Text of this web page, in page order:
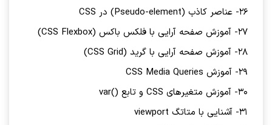
26- عناصر کاذب (Pseudo-element) در CSS
27- آموزش صفحه آرایی با فلکس باکس (CSS Flexbox)
28- آموزش صفحه آرایی با گرید (CSS Grid)
29- آموزش CSS Media Queries
30- آموزش متغیرهای CSS و تابع ()var
31- آشنایی با متاتگ viewport